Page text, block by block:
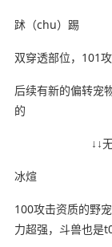
䟣（chu）踢
双穿透部位，101
后续有新的偏转宠
的
↓↓无偏转
冰煊
100攻击资质的野
力超强，斗兽也是